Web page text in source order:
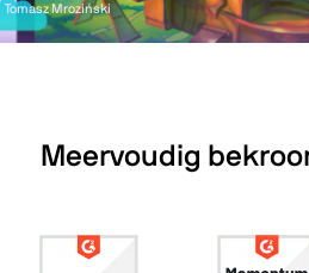
Tomasz Mroziński
Meervoudig